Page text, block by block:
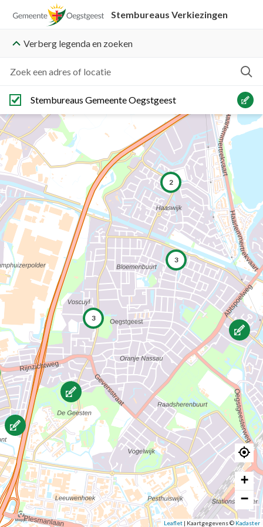
naar
naar
Stembureaus Verkiezingen
Verberg legenda en zoeken
Zoek een adres of locatie
Stembureaus Gemeente Oegstgeest
3
2
3
+
−
Leaflet | Kaartgegevens © Kadaster